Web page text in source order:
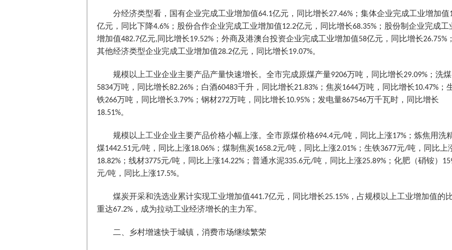
分经济类型看，国有企业完成工业增加值64.1亿元，同比增长27.46% ；集体企业完成工业增加值
亿元，同比下降4.6% ；股份合作企业完成工业增加值12.2亿元，同比增长68.35% ；股份制企业完成工
增加值482.7亿元,同比增长19.52% ；外商及港澳台投资企业完成工业增加值58亿元，同比增长26.75% ；
其他经济类型企业完成工业增加值28.2亿元，同比增长19.07%。
规模以上工业企业主要产品产量快速增长。全市完成原煤产量9206万吨，同比增长29.09% ；洗煤
5834万吨，同比增长82.26% ；白酒60483千升，同比增长21.83% ；焦炭1644万吨，同比增长10.47% ；
铁266万吨，同比增长3.79% ；钢材272万吨，同比增长10.95% ；发电量867546万千瓦时，同比增长
18.51%。
规模以上工业企业主要产品价格小幅上涨。全市原煤价格694.4元/吨，同比上涨17% ；炼焦用洗
煤1442.51元/吨，同比上涨18.06% ；煤制焦炭1658.2元/吨，同比上涨2.01% ；生铁3677元/吨，同比上
18.82% ；线材3775元/吨，同比上涨14.22% ；普通水泥335.6元/吨，同比上涨25.89% ；化肥（硝铵）
元/吨，同比上涨17.5%。
煤炭开采和洗选业累计实现工业增加值441.7亿元，同比增长25.15% ，占规模以上工业增加值的
重达67.2% ，成为拉动工业经济增长的主力军。
二、乡村增速快于城镇，消费市场继续繁荣